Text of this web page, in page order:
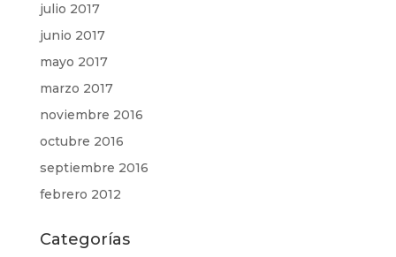
julio 2017
junio 2017
mayo 2017
marzo 2017
noviembre 2016
octubre 2016
septiembre 2016
febrero 2012
Categorías